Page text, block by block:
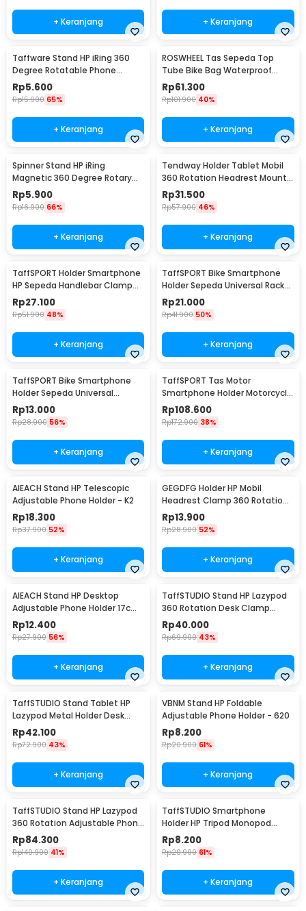
+ Keranjang + Keranjang
Taffware Stand HP iRing 360
Degree Rotatable Phone
Holder - R20
Rp5.600
Rp15.900 65%
+ Keranjang
ROSWHEEL Tas Sepeda Top
Tube Bike Bag Waterproof
Holder HP 6 Inch - ROS12
Rp61.300
Rp101.900 40%
+ Keranjang
Spinner Stand HP iRing
Magnetic 360 Degree Rotary
Phone Holder
Rp5.900
Rp16.900 66%
+ Keranjang
Tendway Holder Tablet Mobil
360 Rotation Headrest Mount
8-11 Inch - SBT-1104
Rp31.500
Rp57.900 46%
+ Keranjang
TaffSPORT Holder Smartphone
HP Sepeda Handlebar Clamp
Bicycle Holder - YP07
Rp27.100
Rp51.900 48%
+ Keranjang
TaffSPORT Bike Smartphone
Holder Sepeda Universal Rack
Bicycle - BM03
Rp21.000
Rp41.900 50%
+ Keranjang
TaffSPORT Bike Smartphone
Holder Sepeda Universal
Bicycle - JR-OK5
Rp13.000
Rp28.900 56%
+ Keranjang
TaffSPORT Tas Motor
Smartphone Holder Motorcycle
Fuel Bag - SA212
Rp108.600
Rp172.900 38%
+ Keranjang
AIEACH Stand HP Telescopic
Adjustable Phone Holder - K2
Rp18.300
Rp37.900 52%
+ Keranjang
GEGDFG Holder HP Mobil
Headrest Clamp 360 Rotation
Car Phone Holder - GP97
Rp13.900
Rp28.900 52%
+ Keranjang
AIEACH Stand HP Desktop
Adjustable Phone Holder 17cm
- K2
Rp12.400
Rp27.900 56%
+ Keranjang
TaffSTUDIO Stand HP Lazypod
360 Rotation Desk Clamp
Smartphone Holder - D9
Rp40.000
Rp69.900 43%
+ Keranjang
TaffSTUDIO Stand Tablet HP
Lazypod Metal Holder Desk
Clamp 6-8 Inch - D9
Rp42.100
Rp72.900 43%
+ Keranjang
VBNM Stand HP Foldable
Adjustable Phone Holder - 620
Rp8.200
Rp20.900 61%
+ Keranjang
TaffSTUDIO Stand HP Lazypod
360 Rotation Adjustable Phone
Holder - GH027
Rp84.300
Rp140.900 41%
+ Keranjang
TaffSTUDIO Smartphone
Holder HP Tripod Monopod
Clamp Mount 1/4 Thread -
F360
Rp8.200
Rp20.900 61%
+ Keranjang